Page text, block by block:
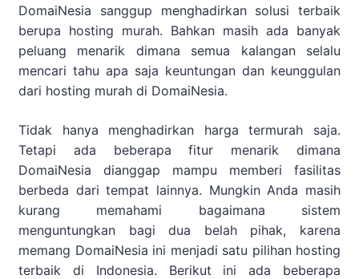
DomaiNesia sanggup menghadirkan solusi terbaik
berupa hosting murah. Bahkan masih ada banyak
peluang menarik dimana semua kalangan selalu
mencari tahu apa saja keuntungan dan keunggulan
dari hosting murah di DomaiNesia.
Tidak hanya menghadirkan harga termurah saja.
Tetapi ada beberapa fitur menarik dimana
DomaiNesia dianggap mampu memberi fasilitas
berbeda dari tempat lainnya. Mungkin Anda masih
kurang memahami bagaimana sistem
menguntungkan bagi dua belah pihak, karena
memang DomaiNesia ini menjadi satu pilihan hosting
terbaik di Indonesia. Berikut ini ada beberapa